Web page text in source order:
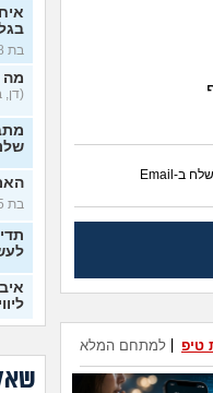
שלח ב-Email
למתחם המלא טיפ
בת 18)
מה
(דן, בן
בת 25)
ליווי